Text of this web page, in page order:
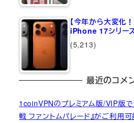
【今年から大変化
iPhone 17シリ
(5,213)
最近のコメ
1coinVPNのプレミアム版/VIP版で
戦 ファントムパレード』がご利用可